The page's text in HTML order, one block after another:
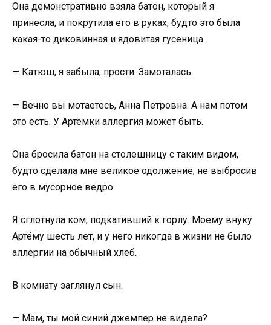
Она демонстративно взяла батон, который я
принесла, и покрутила его в руках, будто это была
какая-то диковинная и ядовитая гусеница.
— Катюш, я забыла, прости. Замоталась.
— Вечно вы мотаетесь, Анна Петровна. А нам потом
это есть. У Артёмки аллергия может быть.
Она бросила батон на столешницу с таким видом,
будто сделала мне великое одолжение, не выбросив
его в мусорное ведро.
Я сглотнула ком, подкативший к горлу. Моему внуку
Артёму шесть лет, и у него никогда в жизни не было
аллергии на обычный хлеб.
В комнату заглянул сын.
— Мам, ты мой синий джемпер не видела?